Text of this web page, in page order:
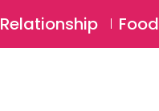
Relationship Food